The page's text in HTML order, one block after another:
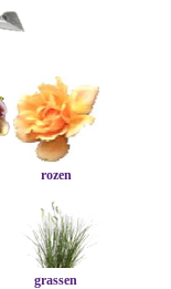
rozen
grassen